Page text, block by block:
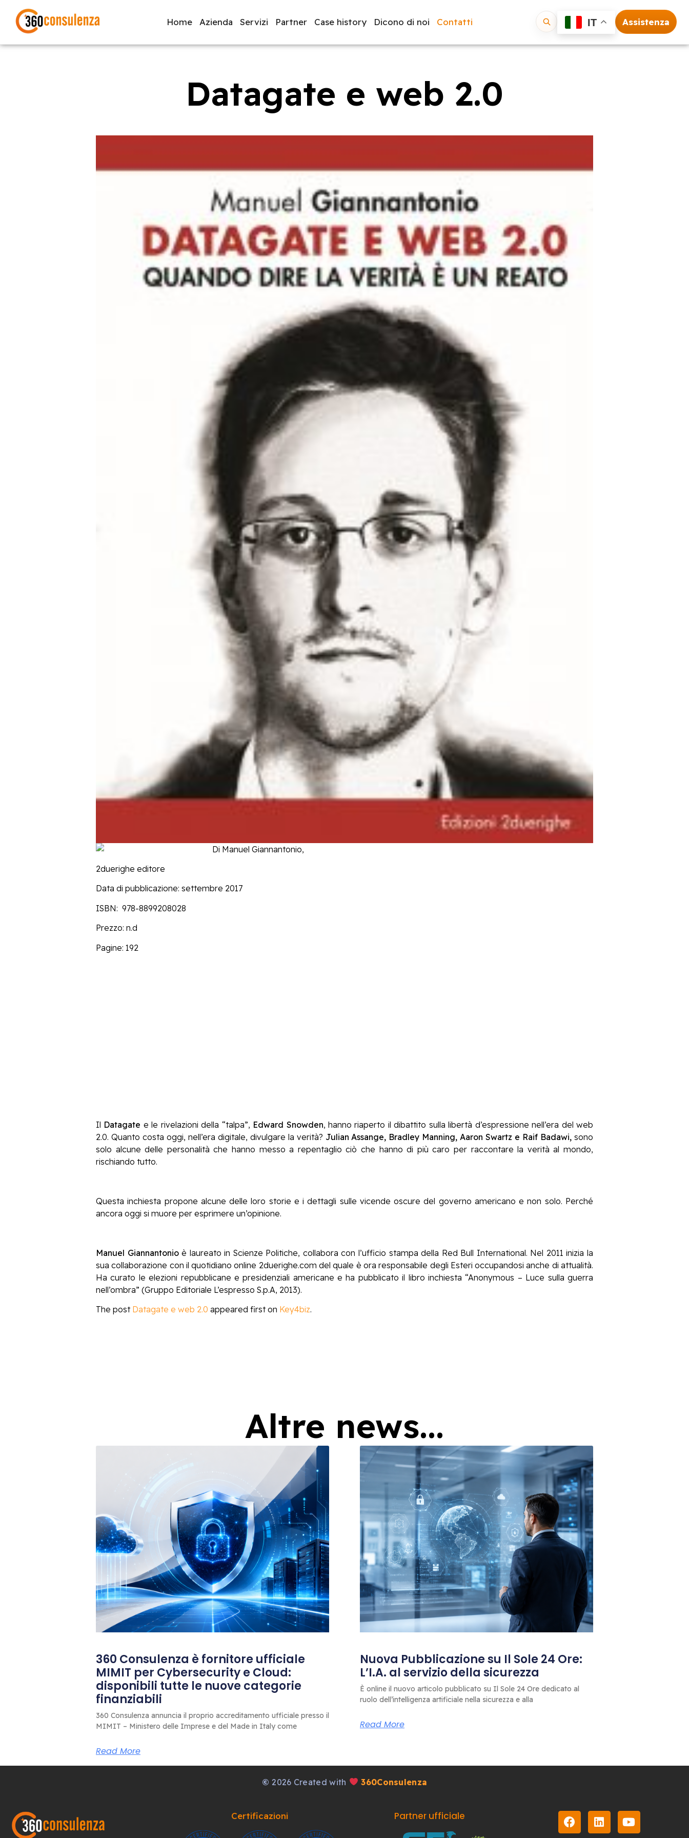
Home Azienda Servizi Partner Case history Dicono di noi Contatti IT Assistenza
ISO 27001 Sviluppo software BeeProd
Datagate e web 2.0
Di Manuel Giannantonio,
2duerighe editore
Data di pubblicazione: settembre 2017
ISBN: 978-8899208028
Prezzo: n.d
Pagine: 192
Il Datagate e le rivelazioni della “talpa”, Edward Snowden, hanno riaperto il dibattito sulla libertà d’espressione nell’era del web
2.0. Quanto costa oggi, nell’era digitale, divulgare la verità? Julian Assange, Bradley Manning, Aaron Swartz e Raif Badawi, sono
solo alcune delle personalità che hanno messo a repentaglio ciò che hanno di più caro per raccontare la verità al mondo,
rischiando tutto.
Questa inchiesta propone alcune delle loro storie e i dettagli sulle vicende oscure del governo americano e non solo. Perché
ancora oggi si muore per esprimere un’opinione.
Manuel Giannantonioè laureato in Scienze Politiche, collabora con l’ufficio stampa della Red Bull International. Nel 2011 inizia la
sua collaborazione con il quotidiano online 2duerighe.com del quale è ora responsabile degli Esteri occupandosi anche di attualità.
Ha curato le elezioni repubblicane e presidenziali americane e ha pubblicato il libro inchiesta “Anonymous – Luce sulla guerra
nell’ombra” (Gruppo Editoriale L’espresso S.p.A, 2013).
The post Datagate e web 2.0 appeared first on Key4biz.
Altre news...
360 Consulenza è fornitore ufficiale
MIMIT per Cybersecurity e Cloud:
disponibili tutte le nuove categorie
finanziabili
360 Consulenza annuncia il proprio accreditamento ufficiale presso il
MIMIT – Ministero delle Imprese e del Made in Italy come
Read More
Nuova Pubblicazione su Il Sole 24 Ore:
L’I.A. al servizio della sicurezza
È online il nuovo articolo pubblicato su Il Sole 24 Ore dedicato al
ruolo dell’intelligenza artificiale nella sicurezza e alla
Read More
© 2026 Created with 360Consulenza
Certificazioni Partner ufficiale